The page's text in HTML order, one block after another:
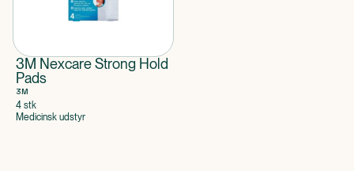
3M Nexcare Strong Hold
Pads
3M
4 stk
Medicinsk udstyr